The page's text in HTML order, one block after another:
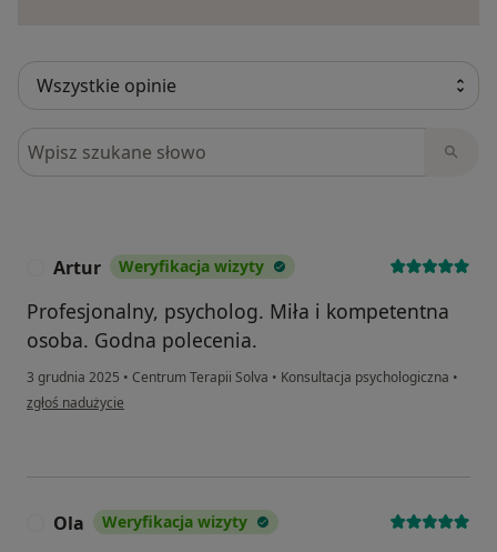
Szukaj w opiniach
Artur Weryfikacja wizyty
Profesjonalny, psycholog. Miła i kompetentna
osoba. Godna polecenia.
3 grudnia 2025 • Centrum Terapii Solva • Konsultacja psychologiczna •
w opinii użytkownika Artur
zgłoś nadużycie
Ola Weryfikacja wizyty